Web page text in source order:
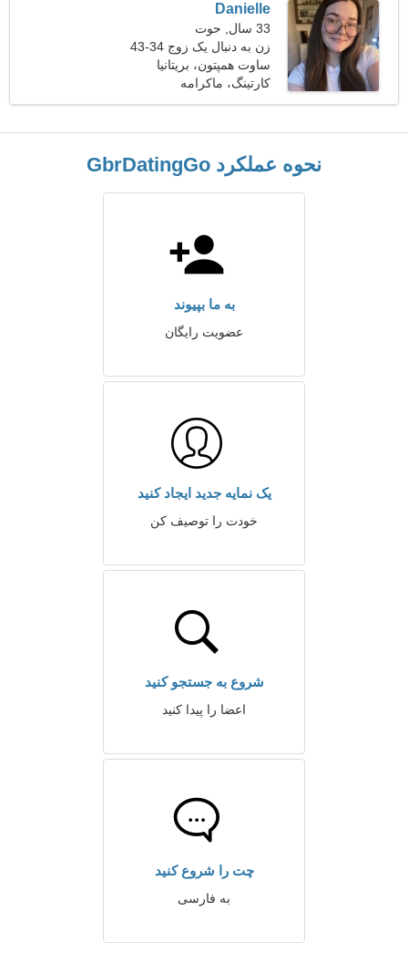
Danielle
33 سال, حوت
زن به دنبال یک زوج 34-43
ساوت همپتون، بریتانیا
کارتینگ، ماکرامه
نحوه عملکرد GbrDatingGo
به ما بپیوند
عضویت رایگان
یک نمایه جدید ایجاد کنید
خودت را توصیف کن
شروع به جستجو کنید
اعضا را پیدا کنید
چت را شروع کنید
به فارسی